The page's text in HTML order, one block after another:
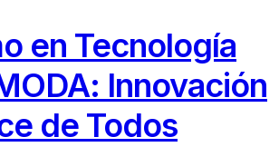
en Tecnología
Innovación
de Todos